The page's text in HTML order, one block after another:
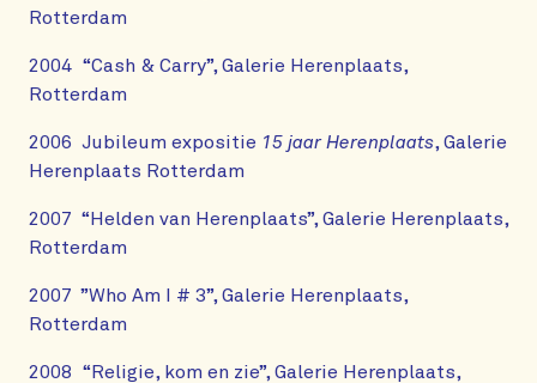
Rotterdam
2004 “Cash & Carry”, Galerie Herenplaats,
Rotterdam
2006 Jubileum expositie 15 jaar Herenplaats, Galerie
Herenplaats Rotterdam
2007 “Helden van Herenplaats”, Galerie Herenplaats,
Rotterdam
2007 ”Who Am I # 3”, Galerie Herenplaats,
Rotterdam
2008 “Religie, kom en zie”, Galerie Herenplaats,